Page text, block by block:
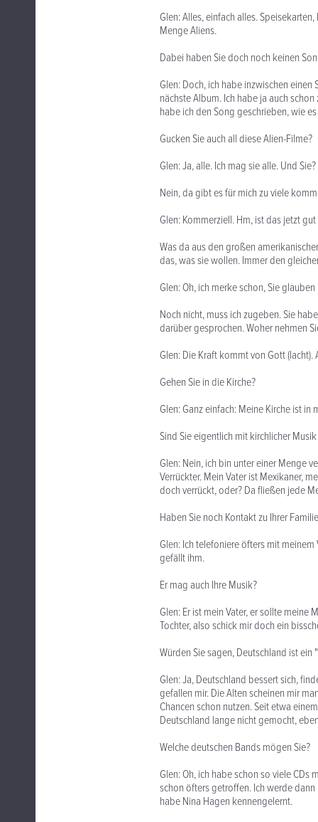
Glen: Alles, einfach alles.
Menge Aliens.
Dabei haben Sie doch noch keinen
Glen: Doch, ich habe inzwischen
nächste Album. Ich habe ja auch
habe ich den Song geschrieben, wie
Gucken Sie auch all diese Alien-Filme?
Glen: Ja, alle. Ich mag sie alle. Und Sie?
Nein, da gibt es für mich zu viele
Glen: Kommerziell. Hm, ist das jetzt
Was da aus den großen
das, was sie wollen. Immer den
Glen: Oh, ich merke schon, Sie
Noch nicht, muss ich zugeben. Sie
darüber gesprochen. Woher nehmen
Glen: Die Kraft kommt von Gott
Gehen Sie in die Kirche?
Glen: Ganz einfach: Meine Kirche ist in
Sind Sie eigentlich mit kirchlicher
Glen: Nein, ich bin unter einer Menge
Verrückter. Mein Vater ist Mexikaner,
doch verrückt, oder? Da fließen jede
Haben Sie noch Kontakt zu Ihrer
Glen: Ich telefoniere öfters mit
gefällt ihm.
Er mag auch Ihre Musik?
Glen: Er ist mein Vater, er sollte
Tochter, also schick mir doch ein
Würden Sie sagen, Deutschland ist
Glen: Ja, Deutschland bessert sich,
gefallen mir. Die Alten scheinen mir
Chancen schon nutzen. Seit etwa
Deutschland lange nicht gemocht,
Welche deutschen Bands mögen Sie?
Glen: Oh, ich habe schon so viele
schon öfters getroffen. Ich werde
habe Nina Hagen kennengelernt.